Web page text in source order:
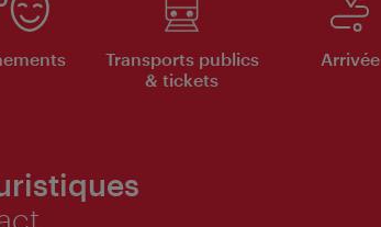
Transports publics
& tickets
Arrivée